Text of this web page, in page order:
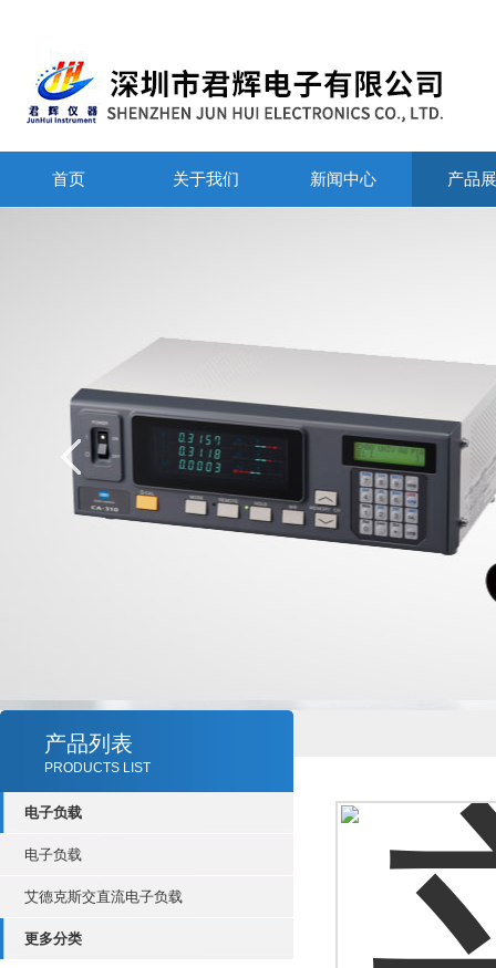
首页 关于我们 新闻中心 产品
产品列表
PRODUCTS LIST
电子负载
电子负载
艾德克斯交直流电子负载
更多分类